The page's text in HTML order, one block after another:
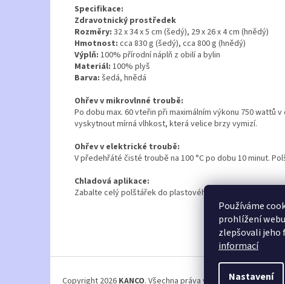
Používáme
prohlížení
zlepšovali jeho
informací
Nastavení
Specifikace:
Zdravotnický prostředek
Rozměry: 32 x 34 x 5 cm (šedý), 29 x 26 x 4 cm (hnědý)
Hmotnost: cca 830 g (šedý), cca 800 g (hnědý)
Výplň: 100% přírodní náplň z obilí a bylin
Materiál: 100% plyš
Barva: šedá, hnědá
Ohřev v mikrovlnné troubě:
Po dobu max. 60 vteřin při maximálním výkonu 750
vyskytnout mírná vlhkost, která velice brzy vymizí.
Ohřev v elektrické troubě:
V předehřáté čisté troubě na 100 °C po dobu 10 minut.
Chladová aplikace:
Zabalte celý polštářek do plastového sáčku, abyste jej
Copyright 2026 KANCO. Všechna práva vyhrazena.